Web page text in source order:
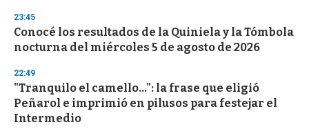
s
e
c
o
d
s
23:45
Conocé los resultados de la Quiniela y la Tómbola
nocturna del miércoles 5 de agosto de 2026
22:49
"Tranquilo el camello...": la frase que eligió
Peñarol e imprimió en pilusos para festejar el
Intermedio